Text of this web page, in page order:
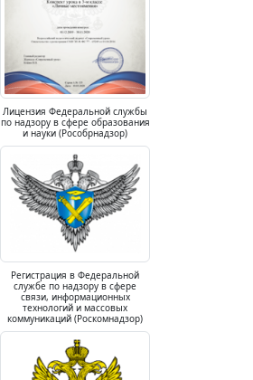
Лицензия Федеральной службы
по надзору в сфере образования
и науки (Рособрнадзор)
Регистрация в Федеральной
службе по надзору в сфере
связи, информационных
технологий и массовых
коммуникаций (Роскомнадзор)